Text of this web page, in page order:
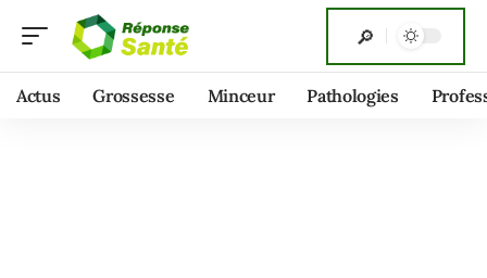
Actus Grossesse Minceur Pathologies